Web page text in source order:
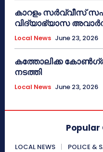
കാറളം സർവ്വീസ്
വിദ്യാഭ്യാസ
Local News June 23, 2026
കത്തോലിക്ക
നടത്തി
Local News June 23, 2026
Popular
LOCAL NEWS POLICE &